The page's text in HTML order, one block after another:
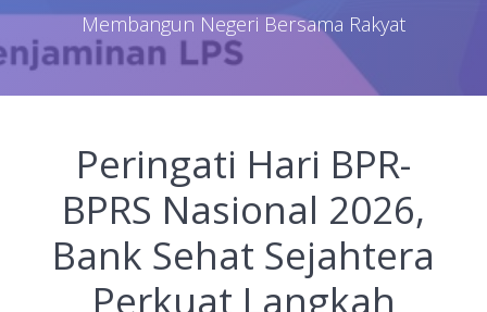
Membangun Negeri Bersama Rakyat
Peringati Hari BPR-
BPRS Nasional 2026,
Bank Sehat Sejahtera
Perkuat Langkah